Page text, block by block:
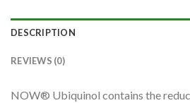
DESCRIPTION
REVIEWS (0)
NOW® Ubiquinol contains the